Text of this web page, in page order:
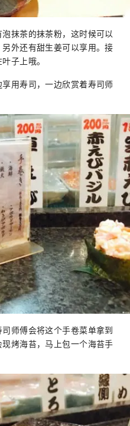
抹茶的抹茶粉，这时候可以
外还有甜生姜可以享用。接
子上哦。
用寿司，一边欣赏着寿司师
师傅会将这个手卷菜单拿到
烤海苔，马上包一个海苔手